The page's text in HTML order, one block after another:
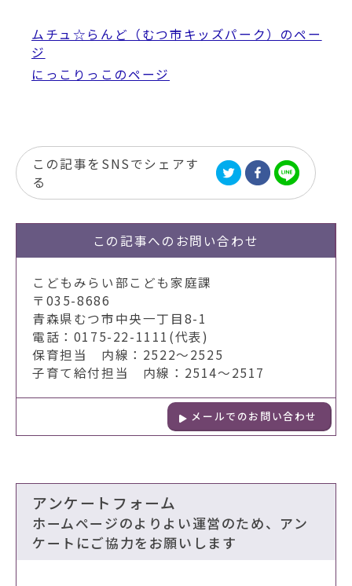
ムチュ☆らんど（むつ市キッズパーク）のペー
ジ
にっこりっこのページ
この記事をSNSでシェアす
る
この記事への お問い合わせ
こどもみらい部こども家庭課
〒035-8686
青森県むつ市中央一丁目8-1
電話：0175-22-1111(代表)
保育担当 内線：2522～2525
子育て給付担当 内線：2514～2517
メールでのお問い合わせ
アンケートフォーム
ホームページのよりよい運営のため、アン
ケートにご協力をお願いします